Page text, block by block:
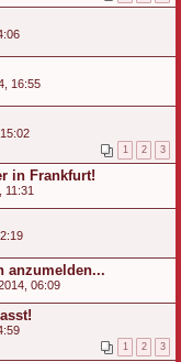
16:55
1 2 3
in Frankfurt!
11:31
anzumelden...
06:09
1 2 3